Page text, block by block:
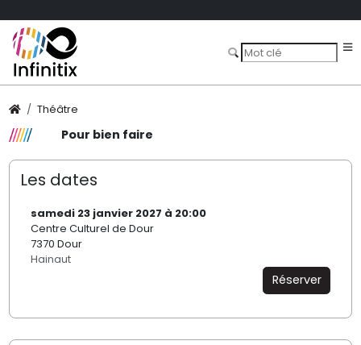
Théâtre
Pour bien faire
Les dates
samedi 23 janvier 2027 à 20:00
Centre Culturel de Dour
7370 Dour
Hainaut
Réserver